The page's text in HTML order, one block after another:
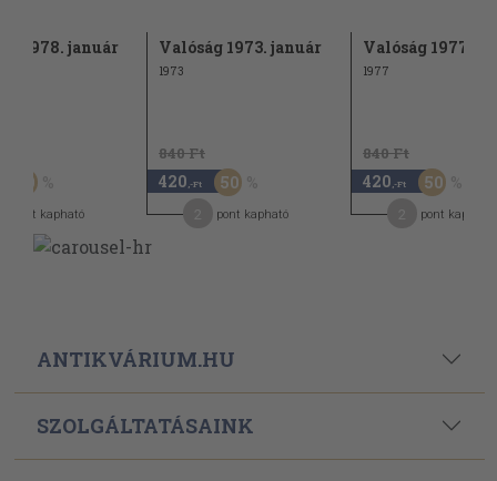
1978. január
50
pont kapható
Valóság 1973. január
1973
840 Ft
420 ,-Ft 50
pont kapható
Valóság 1977.
1977
840 Ft
420 ,-Ft 50
pont kapható
ANTIKVÁRIUM.HU
SZOLGÁLTATÁSAINK